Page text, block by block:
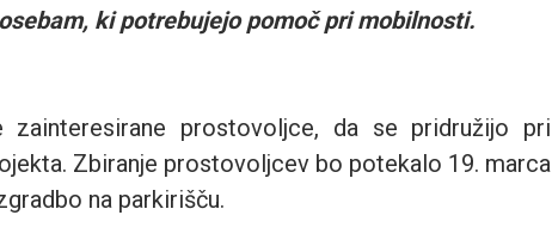
ki potrebujejo pomoč pri mobilnosti.
prostovoljce, da se pridružijo pri
Zbiranje prostovoljcev bo potekalo 19. marca
na parkirišču.